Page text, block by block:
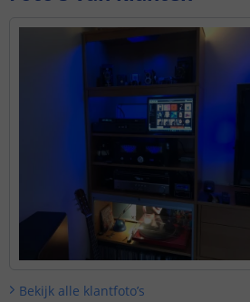
Bekijk alle klantfoto’s